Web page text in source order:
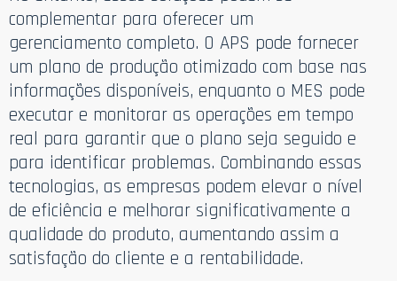
complementar para oferecer um
gerenciamento completo. O APS pode fornecer
um plano de produção otimizado com base nas
informações disponíveis, enquanto o MES pode
executar e monitorar as operações em tempo
real para garantir que o plano seja seguido e
para identificar problemas. Combinando essas
tecnologias, as empresas podem elevar o nível
de eficiência e melhorar significativamente a
qualidade do produto, aumentando assim a
satisfação do cliente e a rentabilidade.